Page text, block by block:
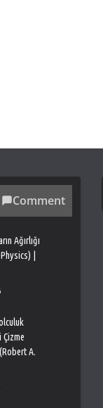
Comment
Ağırlığı
|
Çizme
A.